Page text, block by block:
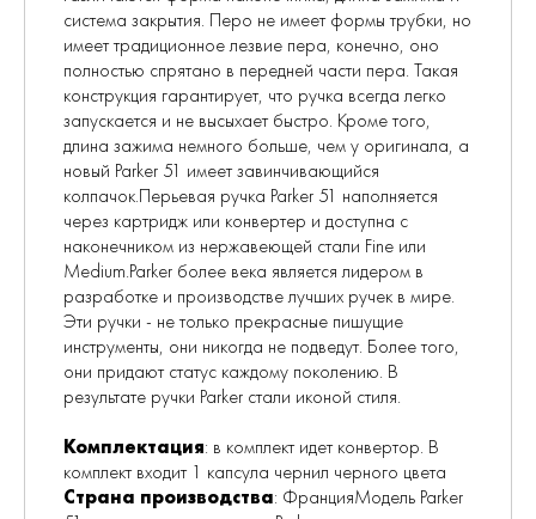
система закрытия. Перо не имеет формы трубки, но
имеет традиционное лезвие пера, конечно, оно
полностью спрятано в передней части пера. Такая
конструкция гарантирует, что ручка всегда легко
запускается и не высыхает быстро. Кроме того,
длина зажима немного больше, чем у оригинала, а
новый Parker 51 имеет завинчивающийся
колпачок.Перьевая ручка Parker 51 наполняется
через картридж или конвертер и доступна с
наконечником из нержавеющей стали Fine или
Medium.Parker более века является лидером в
разработке и производстве лучших ручек в мире.
Эти ручки - не только прекрасные пишущие
инструменты, они никогда не подведут. Более того,
они придают статус каждому поколению. В
результате ручки Parker стали иконой стиля.
Комплектация: в комплект идет конвертор. В
комплект входит 1 капсула чернил черного цвета
Страна производства: ФранцияМодель Parker